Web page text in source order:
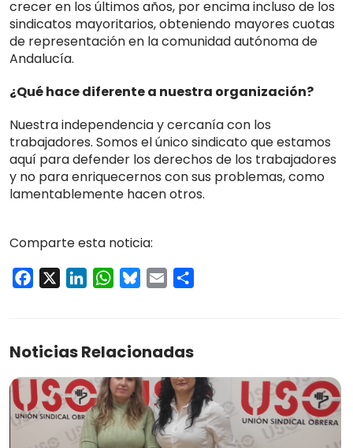
crecer en los últimos años, por encima incluso de los
sindicatos mayoritarios, obteniendo mayores cuotas
de representación en la comunidad autónoma de
Andalucía.
¿Qué hace diferente a nuestra organización?
Nuestra independencia y cercanía con los
trabajadores. Somos el único sindicato que estamos
aquí para defender los derechos de los trabajadores
y no para enriquecernos con sus problemas, como
lamentablemente hacen otros.
Comparte esta noticia:
Facebook LinkedInWhatsApp
Bluesky
Email
Noticias Relacionadas